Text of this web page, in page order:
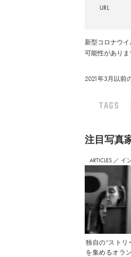
URL
新型コロナウ
可能性がありま
2021年3月以前
TAGS
注⽬写真
ARTICLES ／ イ
独自の“ストリ
を集めるオラ